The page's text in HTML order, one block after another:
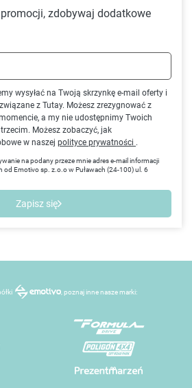
zdobywaj dodatkowe
wysyłać na Twoją skrzynkę e-mail oferty i
z Tutay. Możesz zrezygnować z
a my nie udostępnimy Twoich
Możesz zobaczyć, jak
w naszej polityce prywatności .
na podany przeze mnie adres e-mail informacji
Emotivo sp. z.o.o w Puławach (24-100) ul. 6
Zapisz się
, poznaj inne nasze marki: